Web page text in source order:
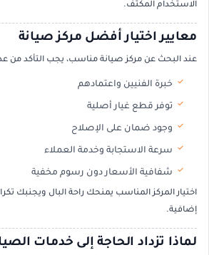
الاستخدام المكثف.
معايير اختيار أفضل مركز صيانة
عند البحث عن مركز صيانة مناسب، يجب التأكد من
خبرة الفنيين واعتمادهم
توفر قطع غيار أصلية
وجود ضمان على الإصلاح
سرعة الاستجابة وخدمة العملاء
شفافية الأسعار دون رسوم مخفية
اختيار المركز المناسب يمنحك راحة البال ويجنبك
إضافية.
لماذا تزداد الحاجة إلى خدمات